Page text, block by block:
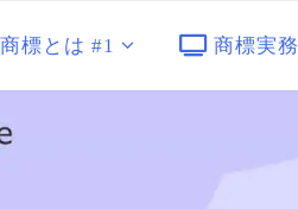
商標とは #1 商標実務